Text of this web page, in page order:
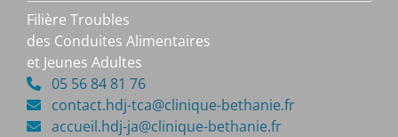
Filière Troubles
des Conduites Alimentaires
et Jeunes Adultes
05 56 84 81 76
contact.hdj-tca@clinique-bethanie.fr
accueil.hdj-ja@clinique-bethanie.fr